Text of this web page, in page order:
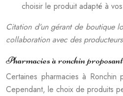
choisir le produit adapté à
Citation d’un gérant de boutique
collaboration avec des
Pharmacies à ronchin
Certaines pharmacies à
Cependant, le choix de produits